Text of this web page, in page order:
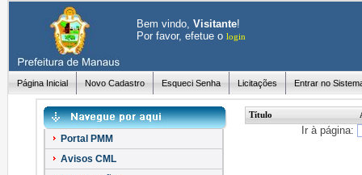
Bem vindo, Visitante!
Por favor, efetue o login
Página Inicial Novo Cadastro Esqueci Senha Licitações Entrar no
Portal PMM
Avisos CML
Título
Ir à página: